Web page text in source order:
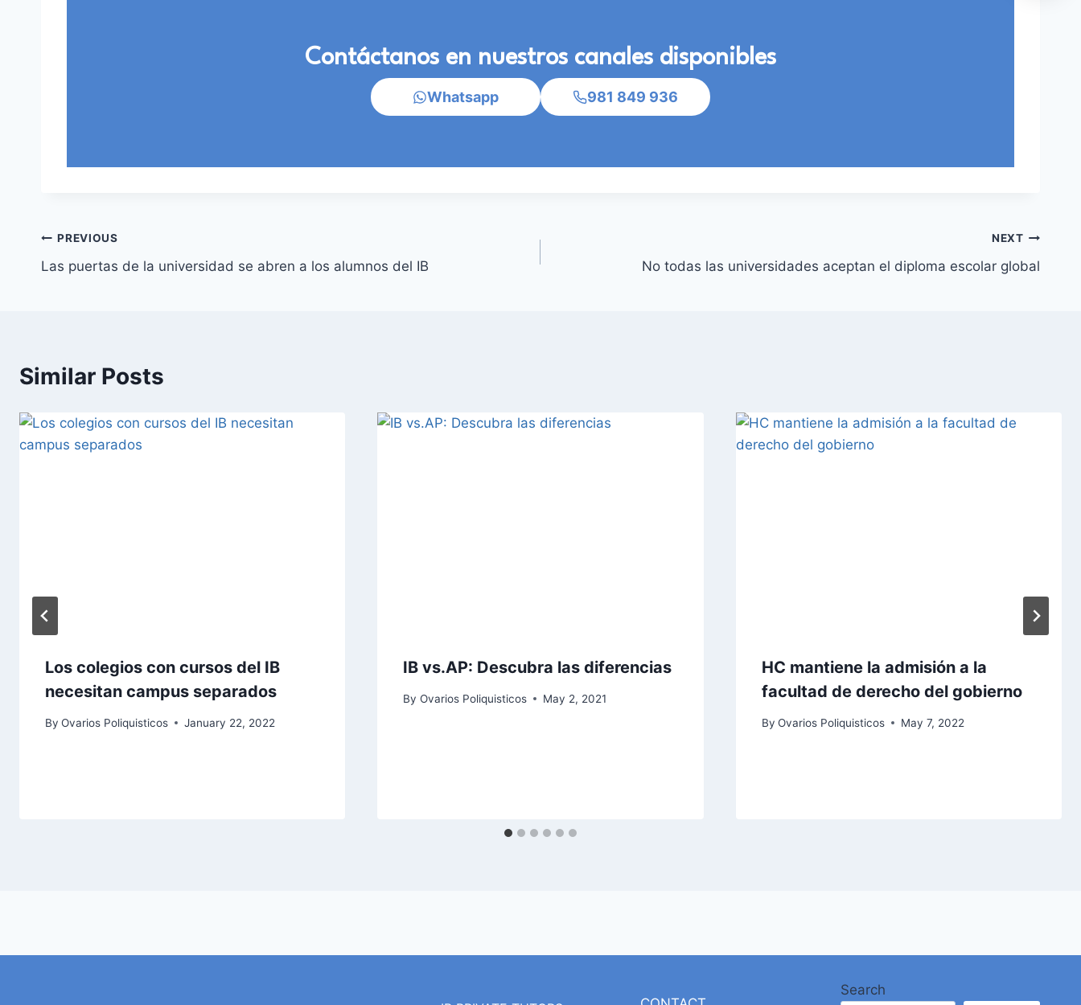
Contáctanos en nuestros canales disponibles
Whatsapp 981 849 936
Post
navigation
PREVIOUS
Las puertas de la universidad se abren a los alumnos del IB
NEXT
No todas las universidades aceptan el diploma escolar global
Similar Posts
Los colegios con cursos del IB
necesitan campus separados
By Ovarios Poliquisticos January 22, 2022
IB vs.AP: Descubra las diferencias
By Ovarios Poliquisticos May 2, 2021
HC mantiene la admisión a la
facultad de derecho del gobierno
By Ovarios Poliquisticos May 7, 2022
Search